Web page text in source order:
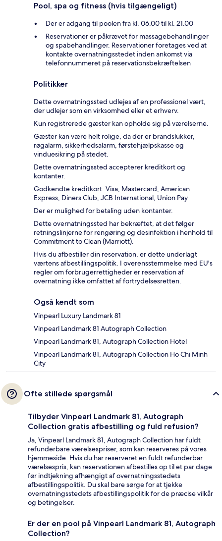
Pool, spa og fitness (hvis tilgængeligt)
Der er adgang til poolen fra kl. 06.00 til kl. 21.00
Reservationer er påkrævet for massagebehandlinger
og spabehandlinger. Reservationer foretages ved at
kontakte overnatningsstedet inden ankomst via
telefonnummeret på reservationsbekræftelsen
Politikker
Dette overnatningssted udlejes af en professionel vært,
der udlejer som en virksomhed eller et erhverv.
Kun registrerede gæster kan opholde sig på værelserne.
Gæster kan være helt rolige, da der er brandslukker,
røgalarm, sikkerhedsalarm, førstehjælpskasse og
vinduesikring på stedet.
Dette overnatningssted accepterer kreditkort og
kontanter.
Godkendte kreditkort: Visa, Mastercard, American
Express, Diners Club, JCB International, Union Pay
Der er mulighed for betaling uden kontanter.
Dette overnatningssted har bekræftet, at det følger
retningslinjerne for rengøring og desinfektion i henhold til
Commitment to Clean (Marriott).
Hvis du afbestiller din reservation, er dette underlagt
værtens afbestillingspolitik. I overensstemmelse med EU's
regler om forbrugerrettigheder er reservation af
overnatning ikke omfattet af fortrydelsesretten.
Også kendt som
Vinpearl Luxury Landmark 81
Vinpearl Landmark 81 Autograph Collection
Vinpearl Landmark 81, Autograph Collection Hotel
Vinpearl Landmark 81, Autograph Collection Ho Chi Minh
City
Ofte stillede spørgsmål
Tilbyder Vinpearl Landmark 81, Autograph
Collection gratis afbestilling og fuld refusion?
Ja, Vinpearl Landmark 81, Autograph Collection har fuldt
refunderbare værelsespriser, som kan reserveres på vores
hjemmeside. Hvis du har reserveret en fuldt refunderbar
værelsespris, kan reservationen afbestilles op til et par dage
før indtjekning afhængigt af overnatningsstedets
afbestillingspolitik. Du skal bare sørge for at tjekke
overnatningsstedets afbestillingspolitik for de præcise vilkår
og betingelser.
Er der en pool på Vinpearl Landmark 81, Autograph
Collection?